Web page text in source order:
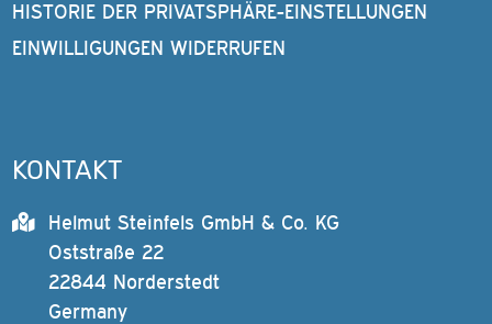
HISTORIE DER PRIVATSPHÄRE-EINSTELLUNGEN
EINWILLIGUNGEN WIDERRUFEN
KONTAKT
Helmut Steinfels GmbH & Co. KG
Oststraße 22
22844 Norderstedt
Germany